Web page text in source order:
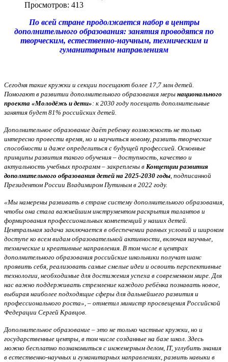
Просмотров: 413
По всей стране продолжается набор в центры
дополнительного образования: занятия проводятся по
творческим, естественно-научным, техническим и
гуманитарным направлениям
Сегодня такие кружки и секции посещают более 17,7 млн детей.
Помогают в развитии дополнительного образования меры национального
проекта «Молодёжь и дети»: к 2030 году посещать дополнительные
занятия будет 81% российских детей.
Дополнительное образование даёт ребенку возможность не только
интересно провести время, но и научиться новому, развить творческие
способности и даже определиться с будущей профессией. Основные
принципы развития такого обучения – доступность, качество и
актуальность учебных программ – закреплены в Концепции развития
дополнительного образования детей на 2025-2030 годы, подписанной
Президентом России Владимиром Путиным в 2022 году.
«Мы намерены развивать в стране систему дополнительного образования,
чтобы она стала важнейшим инструментом раскрытия талантов и
формирования профессиональных компетенций у наших детей.
Центральная задача заключается в обеспечении равных условий и широком
доступе ко всем видам образовательной активности, включая научные,
технические и креативные направления. В том числе в центрах
дополнительного образования российские школьники получат шанс
проявить себя, реализовать самые смелые идеи и освоить перспективные
технологии, необходимые для достижения успеха в современном мире. Для
нас важно поддерживать стремление каждого ребёнка познавать новое,
выбирая наиболее подходящие сферы для дальнейшего развития и
профессионального роста», – отметил министр просвещения Российской
Федерации Сергей Кравцов.
Дополнительное образование – это не только частные кружки, но и
государственные центры, в том числе созданные на базе школ. Здесь
можно бесплатно познакомиться с инженерным делом, IT, углубить знания
в естественно-научных и гуманитарных направлениях, развить навыки в